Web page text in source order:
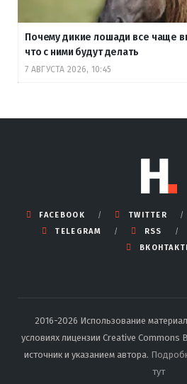
Почему дикие лошади все чаще
что с ними будут делать
7 АВГУСТА 2026, 10:45
FACEBOOK TWITTER
TELEGRAM
RSS
2016-2026 Использование
условиях лицензии Creative Commons
источник и указанием автора.
тут